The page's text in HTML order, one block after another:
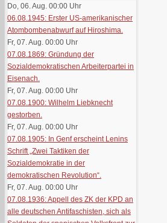
Do, 06. Aug. 00:00 Uhr
06.08.1945: Erster US-amerikanischer
Atombombenabwurf auf Hiroshima.
Fr, 07. Aug. 00:00 Uhr
07.08.1869: Gründung der
Sozialdemokratischen Arbeiterpartei in
Eisenach.
Fr, 07. Aug. 00:00 Uhr
07.08.1900: Wilhelm Liebknecht
gestorben.
Fr, 07. Aug. 00:00 Uhr
07.08.1905: In Genf erscheint Lenins
Schrift „Zwei Taktiken der
Sozialdemokratie in der
demokratischen Revolution“.
Fr, 07. Aug. 00:00 Uhr
07.08.1936: Appell des ZK der KPD an
alle deutschen Antifaschisten, sich als